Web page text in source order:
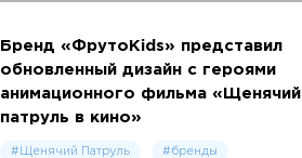
Бренд «ФрутоKids» представил
обновленный дизайн с героями
анимационного фильма «Щенячий
патруль в кино»
#Щенячий Патруль
#бренды